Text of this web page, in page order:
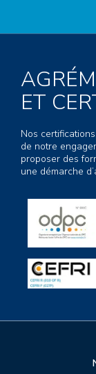
ET
Nos
de notre
proposer des
une démarche